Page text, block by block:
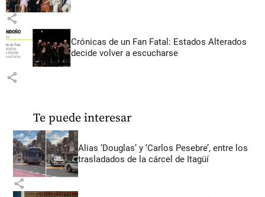
share
Crónicas de un Fan Fatal: Estados Alterados
decide volver a escucharse
share
Te puede interesar
Alias ‘Douglas’ y ‘Carlos Pesebre’, entre los
trasladados de la cárcel de Itagüí
share